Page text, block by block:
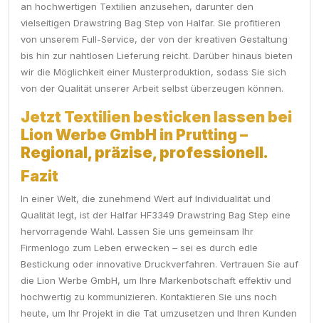
an hochwertigen Textilien anzusehen, darunter den
vielseitigen Drawstring Bag Step von Halfar. Sie profitieren
von unserem Full-Service, der von der kreativen Gestaltung
bis hin zur nahtlosen Lieferung reicht. Darüber hinaus bieten
wir die Möglichkeit einer Musterproduktion, sodass Sie sich
von der Qualität unserer Arbeit selbst überzeugen können.
Jetzt Textilien besticken lassen bei
Lion Werbe GmbH in Prutting –
Regional, präzise, professionell.
Fazit
In einer Welt, die zunehmend Wert auf Individualität und
Qualität legt, ist der Halfar HF3349 Drawstring Bag Step eine
hervorragende Wahl. Lassen Sie uns gemeinsam Ihr
Firmenlogo zum Leben erwecken – sei es durch edle
Bestickung oder innovative Druckverfahren. Vertrauen Sie auf
die Lion Werbe GmbH, um Ihre Markenbotschaft effektiv und
hochwertig zu kommunizieren. Kontaktieren Sie uns noch
heute, um Ihr Projekt in die Tat umzusetzen und Ihren Kunden